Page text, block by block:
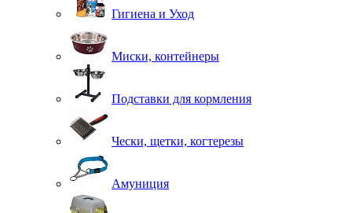
Гигиена и Уход
Миски, контейнеры
Подставки для кормления
Чески, щетки, когтерезы
Амуниция